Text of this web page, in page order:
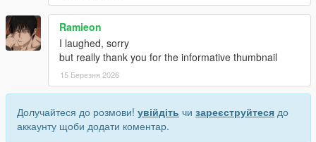
Ramieon
I laughed, sorry
but really thank you for the informative thumbnail
15 Березня 2026
Долучайтеся до розмови! увійдіть чи зареєструйтеся до
аккаунту щоби додати коментар.